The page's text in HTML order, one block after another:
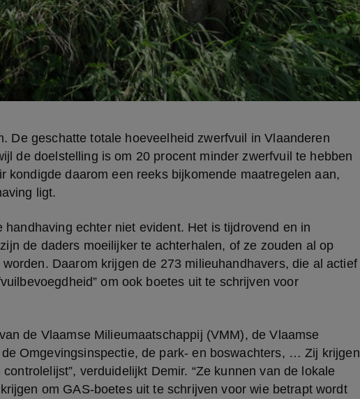
De geschatte totale hoeveelheid zwerfvuil in Vlaanderen
de doelstelling is om 20 procent minder zwerfvuil te hebben
kondigde daarom een reeks bijkomende maatregelen aan,
ligt.
handhaving echter niet evident. Het is tijdrovend en in
de daders moeilijker te achterhalen, of ze zouden al op
Daarom krijgen de 273 milieuhandhavers, die al actief
om ook boetes uit te schrijven voor
de Vlaamse Milieumaatschappij (VMM), de Vlaamse
Omgevingsinspectie, de park- en boswachters, … Zij krijgen
verduidelijkt Demir. “Ze kunnen van de lokale
om GAS-boetes uit te schrijven voor wie betrapt wordt